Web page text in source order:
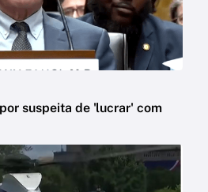
suspeita de 'lucrar' com